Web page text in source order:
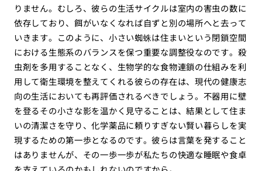
りません。むしろ、彼らの生活サイクルは室内の害虫の数に
依存しており、餌がいなくなれば自ずと別の場所へと去って
いきます。このように、小さい蜘蛛は住まいという閉鎖空間
における生態系のバランスを保つ重要な調整役なのです。殺
虫剤を多用することなく、生物学的な食物連鎖の仕組みを利
用して衛生環境を整えてくれる彼らの存在は、現代の健康志
向の生活においても再評価されるべきでしょう。不器用に壁
を登るその小さな影を温かく見守ることは、結果として住ま
いの清潔さを守り、化学薬品に頼りすぎない賢い暮らしを実
現するための第一歩となるのです。彼らは言葉を発すること
はありませんが、その一歩一歩が私たちの快適な睡眠や食卓